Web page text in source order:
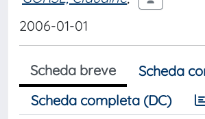
2006-01-01
Scheda breve
Scheda
Scheda completa (DC)